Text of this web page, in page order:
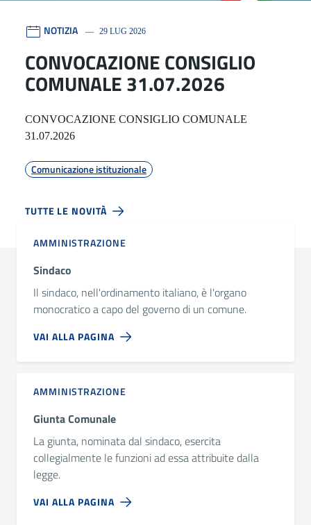
NOTIZIA 29 LUG 2026
CONVOCAZIONE CONSIGLIO
COMUNALE 31.07.2026
CONVOCAZIONE CONSIGLIO COMUNALE
31.07.2026
Comunicazione istituzionale
TUTTE LE NOVITÀ
AMMINISTRAZIONE
Sindaco
Il sindaco, nell'ordinamento italiano, è l'organo
monocratico a capo del governo di un comune.
VAI ALLA PAGINA
AMMINISTRAZIONE
Giunta Comunale
La giunta, nominata dal sindaco, esercita
collegialmente le funzioni ad essa attribuite dalla
legge.
VAI ALLA PAGINA